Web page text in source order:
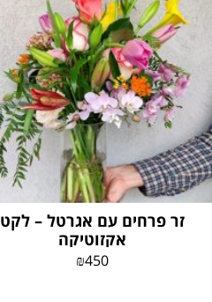
זר פרחים עם אגרטל – לקט
אקזוטיקה
₪450